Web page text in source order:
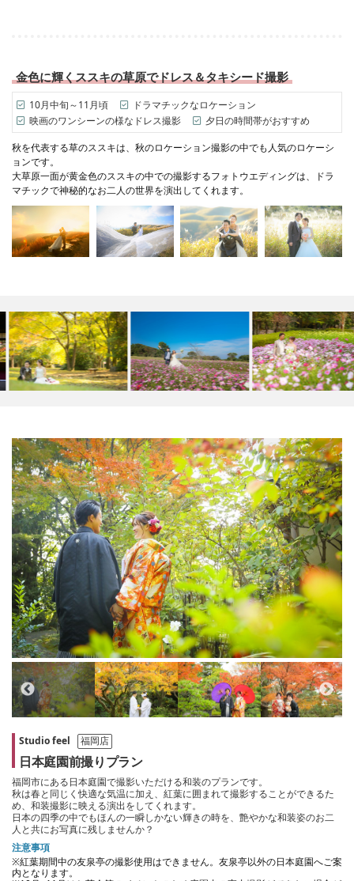
金色に輝くススキの草原でドレス＆タキシード撮影
10月中旬～11月頃
ドラマチックなロケーション
映画のワンシーンの様なドレス撮影
夕日の時間帯がおすすめ
秋を代表する草のススキは、秋のロケーション撮影の中でも人気のロケーシ
ョンです。
大草原一面が黄金色のススキの中での撮影するフォトウエディングは、ドラ
マチックで神秘的なお二人の世界を演出してくれます。
Studio feel 福岡店
日本庭園前撮りプラン
福岡市にある日本庭園で撮影いただける和装のプランです。
秋は春と同じく快適な気温に加え、紅葉に囲まれて撮影することができるた
め、和装撮影に映える演出をしてくれます。
日本の四季の中でもほんの一瞬しかない輝きの時を、艶やかな和装姿のお二
人と共にお写真に残しませんか？
注意事項
※紅葉期間中の友泉亭の撮影使用はできません。友泉亭以外の日本庭園へご案
内となります。